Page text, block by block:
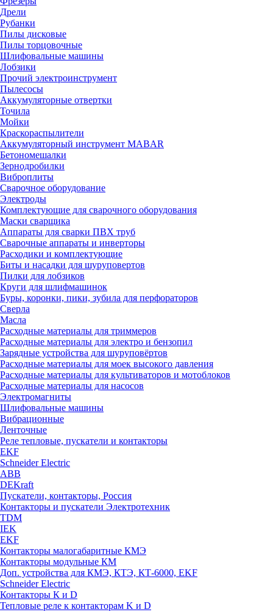
Дрели
Рубанки
Пилы дисковые
Пилы торцовочные
Шлифовальные машины
Лобзики
Прочий электроинструмент
Пылесосы
Аккумуляторные отвертки
Точила
Мойки
Краскораспылители
Аккумуляторный инструмент MABAR
Бетономешалки
Зернодробилки
Виброплиты
Сварочное оборудование
Электроды
Комплектующие для сварочного оборудования
Маски сварщика
Аппараты для сварки ПВХ труб
Сварочные аппараты и инверторы
Расходики и комплектующие
Биты и насадки для шуруповертов
Пилки для лобзиков
Круги для шлифмашинок
Буры, коронки, пики, зубила для перфораторов
Сверла
Масла
Расходные материалы для триммеров
Расходные материалы для электро и бензопил
Зарядные устройства для шуруповёртов
Расходные материалы для моек высокого давления
Расходные материалы для культиваторов и мотоблоков
Расходные материалы для насосов
Электромагниты
Шлифовальные машины
Вибрационные
Ленточные
Реле тепловые, пускатели и контакторы
EKF
Schneider Electric
ABB
DEKraft
Пускатели, контакторы, Россия
Контакторы и пускатели Электротехник
TDM
IEK
EKF
Контакторы малогабаритные КМЭ
Контакторы модульные КМ
Доп. устройства для КМЭ, КТЭ, КТ-6000, EKF
Schneider Electric
Контакторы К и D
Тепловые реле к контакторам K и D